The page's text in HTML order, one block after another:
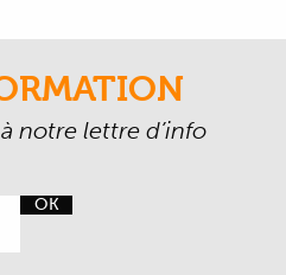
notre lettre d’info
OK